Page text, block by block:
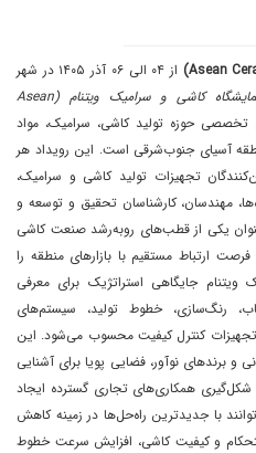
از ۰۴ الی ۰۶ آذر ۱۴۰۵ در شهر
نمایشگاه کاشی و سرامیک ویتنام (Asean
تخصصی حوزه تولید کاشی، سرامیک، مواد
آسیای جنوب‌شرقی است. این رویداد هر
تجهیزات تولید کاشی و سرامیک،
مهندسان، کارشناسان تحقیق و توسعه و
یکی از قطب‌های رو‌به‌رشد صنعت کاشی
ارتباط مستقیم با بازارهای منطقه را
جایگاهی استراتژیک برای معرفی
رنگ‌سازی، خطوط تولید، سیستم‌های
کنترل کیفیت محسوب می‌شود. این
و برندهای نوآور، فضایی پویا برای آشنایی
همکاری‌های تجاری گسترده ایجاد
با جدیدترین راه‌حل‌ها در زمینه کاهش
و کیفیت کاشی، افزایش سرعت خطوط